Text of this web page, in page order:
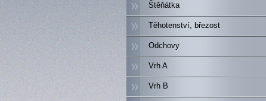
Štěňátka
Těhotenství, březost
Odchovy
Vrh A
Vrh B